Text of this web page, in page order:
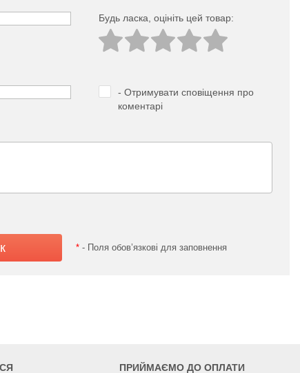
Будь ласка, оцініть цей товар:
- Отримувати сповіщення про
коментарі
* - Поля обов’язкові для заповнення
ПРИЙМАЄМО ДО ОПЛАТИ